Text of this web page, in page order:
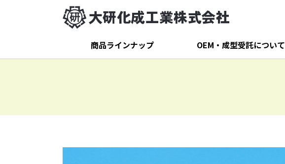
商品ラインナップ OEM・成型受託について